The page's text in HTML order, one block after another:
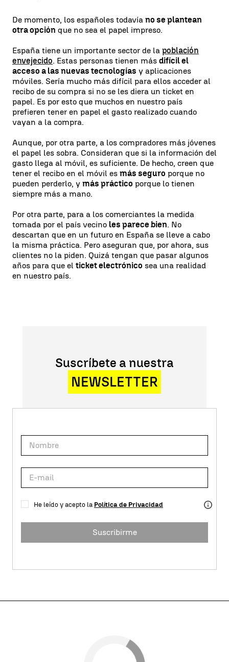
De momento, los españoles todavía no se plantean
otra opción que no sea el papel impreso.
España tiene un importante sector de la población
envejecido. Estas personas tienen más difícil el
acceso a las nuevas tecnologías y aplicaciones
móviles. Sería mucho más difícil para ellos acceder al
recibo de su compra si no se les diera un ticket en
papel. Es por esto que muchos en nuestro país
prefieren tener en papel el gasto realizado cuando
vayan a la compra.
Aunque, por otra parte, a los compradores más jóvenes
el papel les sobra. Consideran que si la información del
gasto llega al móvil, es suficiente. De hecho, creen que
tener el recibo en el móvil es más seguro porque no
pueden perderlo, y más práctico porque lo tienen
siempre más a mano.
Por otra parte, para a los comerciantes la medida
tomada por el país vecino les parece bien. No
descartan que en un futuro en España se lleve a cabo
la misma práctica. Pero aseguran que, por ahora, sus
clientes no la piden. Quizá tengan que pasar algunos
años para que el ticket electrónico sea una realidad
en nuestro país.
Suscríbete a nuestra
NEWSLETTER
He leído y acepto la Política de Privacidad
Suscribirme